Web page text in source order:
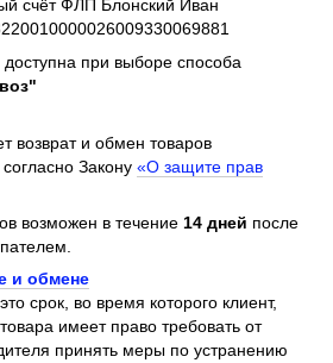
счёт ФЛП Блонский Иван
при выборе способа
возврат и обмен товаров
Закону «О защите прав
возможен в течение 14 дней после
и обмене
срок, во время которого клиент,
имеет право требовать от
принять меры по устранению